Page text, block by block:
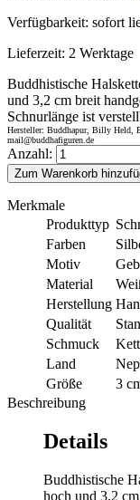
Verfügbarkeit: sofort
Lieferzeit: 2 Werktage
Buddhistische
und 3,2 cm breit
Schnurlänge ist
Hersteller: Buddhapur, Billy Held,
mail@buddhafiguren.de
Anzahl:
Zum Warenkorb
Merkmale
Produkttyp
Farben
Motiv
Material
Herstellung
Qualität
Schmuck
Land
Größe
3
Beschreibung
Details
Buddhistische
hoch und 3,2